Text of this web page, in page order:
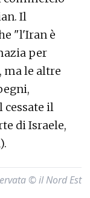
Il
"l'Iran è
per
ma le altre
il
di Israele,
© il Nord Est